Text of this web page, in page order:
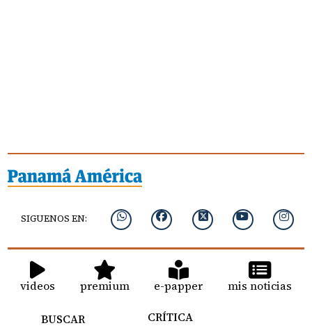
SIGUENOS EN:
videos premium e-papper mis noticias
BUSCAR
CRÍTICA